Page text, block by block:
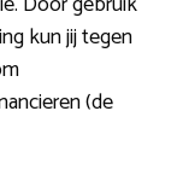
kun jij tegen
(de